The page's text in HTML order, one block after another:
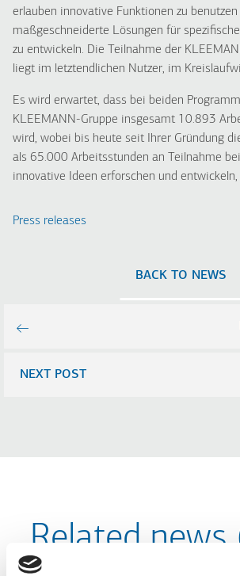
erlauben innovative Funktionen zu benutzen
maßgeschneiderte Lösungen für
zu entwickeln. Die Teilnahme der
liegt im letztendlichen Nutzer, im
Es wird erwartet, dass bei beiden
KLEEMANN-Gruppe insgesamt 10.893
wird, wobei bis heute seit Ihrer Gründung
als 65.000 Arbeitsstunden an Teilnahme
innovative Ideen erforschen und
Press releases
BACK TO NEWS
NEXT POST
Related news